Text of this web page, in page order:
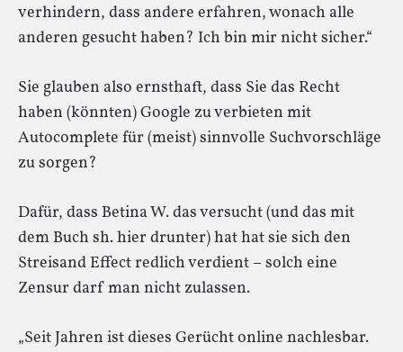
verhindern, dass andere erfahren, wonach alle
anderen gesucht haben? Ich bin mir nicht sicher.“
Sie glauben also ernsthaft, dass Sie das Recht
haben (könnten) Google zu verbieten mit
Autocomplete für (meist) sinnvolle Suchvorschläge
zu sorgen?
Dafür, dass Betina W. das versucht (und das mit
dem Buch sh. hier drunter) hat hat sie sich den
Streisand Effect redlich verdient – solch eine
Zensur darf man nicht zulassen.
„Seit Jahren ist dieses Gerücht online nachlesbar.